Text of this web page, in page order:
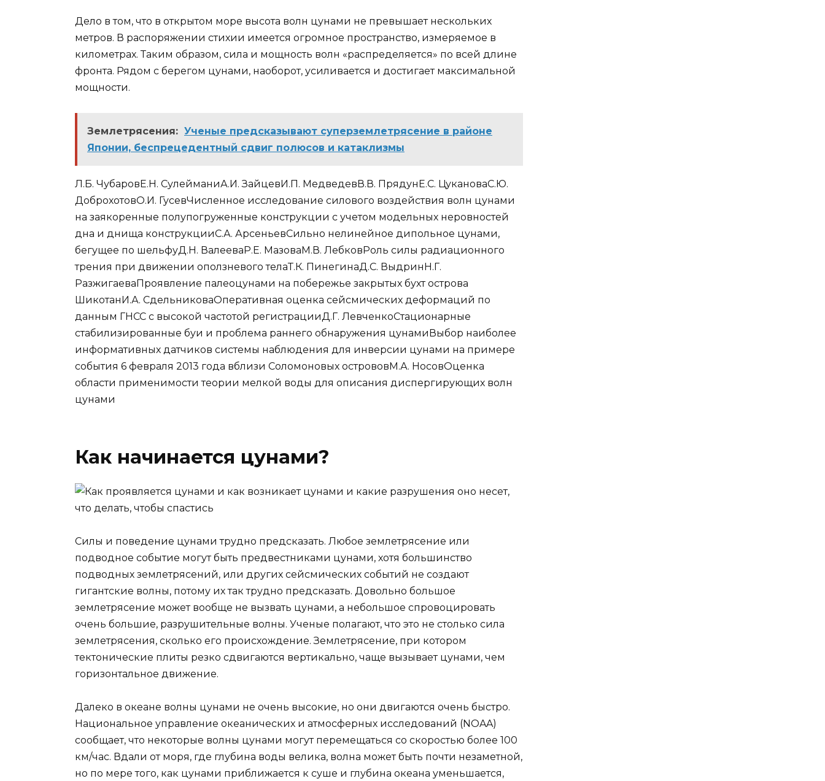
Дело в том, что в открытом море высота волн цунами не превышает нескольких
метров. В распоряжении стихии имеется огромное пространство, измеряемое в
километрах. Таким образом, сила и мощность волн «распределяется» по всей длине
фронта. Рядом с берегом цунами, наоборот, усиливается и достигает максимальной
мощности.
Землетрясения: Ученые предсказывают суперземлетрясение в районе
Японии, беспрецедентный сдвиг полюсов и катаклизмы
Л.Б. ЧубаровЕ.Н. СулейманиА.И. ЗайцевИ.П. МедведевВ.В. ПрядунЕ.С. ЦукановаС.Ю.
ДоброхотовО.И. ГусевЧисленное исследование силового воздействия волн цунами
на заякоренные полупогруженные конструкции с учетом модельных неровностей
дна и днища конструкцииС.А. АрсеньевСильно нелинейное дипольное цунами,
бегущее по шельфуД.Н. ВалееваР.Е. МазоваМ.В. ЛебковРоль силы радиационного
трения при движении оползневого телаТ.К. ПинегинаД.С. ВыдринН.Г.
РазжигаеваПроявление палеоцунами на побережье закрытых бухт острова
ШикотанИ.А. СдельниковаОперативная оценка сейсмических деформаций по
данным ГНСС с высокой частотой регистрацииД.Г. ЛевченкоCтационарные
стабилизированные буи и проблема раннего обнаружения цунамиВыбор наиболее
информативных датчиков системы наблюдения для инверсии цунами на примере
события 6 февраля 2013 года вблизи Соломоновых острововМ.А. НосовОценка
области применимости теории мелкой воды для описания диспергирующих волн
цунами
Как начинается цунами?
Силы и поведение цунами трудно предсказать. Любое землетрясение или
подводное событие могут быть предвестниками цунами, хотя большинство
подводных землетрясений, или других сейсмических событий не создают
гигантские волны, потому их так трудно предсказать. Довольно большое
землетрясение может вообще не вызвать цунами, а небольшое спровоцировать
очень большие, разрушительные волны. Ученые полагают, что это не столько сила
землетрясения, сколько его происхождение. Землетрясение, при котором
тектонические плиты резко сдвигаются вертикально, чаще вызывает цунами, чем
горизонтальное движение.
Далеко в океане волны цунами не очень высокие, но они двигаются очень быстро.
Национальное управление океанических и атмосферных исследований (NOAA)
сообщает, что некоторые волны цунами могут перемещаться со скоростью более 100
км/час. Вдали от моря, где глубина воды велика, волна может быть почти незаметной,
но по мере того, как цунами приближается к суше и глубина океана уменьшается,